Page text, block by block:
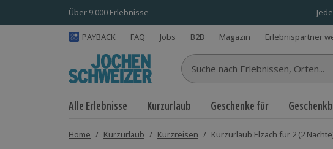
Über 9.000 Erlebnisse
PAYBACK FAQ Jobs B2B Magazin Erlebnispartner
Suche nach Erlebnissen...
Alle Erlebnisse Kurzurlaub Geschenke für
Home / Kurzurlaub / Kurzreisen / Kurzurlaub Elzach für 2 (2